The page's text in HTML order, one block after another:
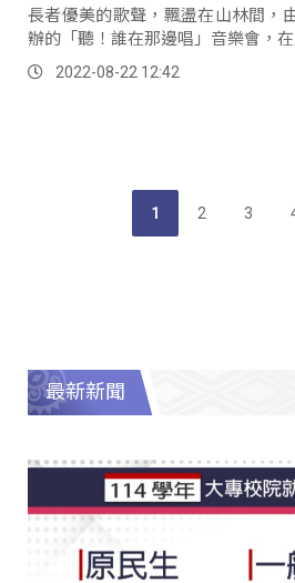
長者優美的歌聲，飄盪在山林間，
辦的「聽！誰在那邊唱」音樂會，
2022-08-22 12:42
1 2 3
最新新聞